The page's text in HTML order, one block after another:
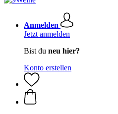
Anmelden
Jetzt anmelden
Bist du neu hier?
Konto erstellen